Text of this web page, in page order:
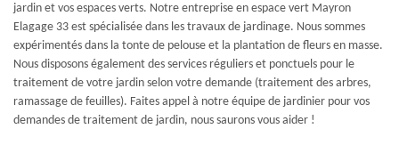
jardin et vos espaces verts. Notre entreprise en espace vert Mayron
Elagage 33 est spécialisée dans les travaux de jardinage. Nous sommes
expérimentés dans la tonte de pelouse et la plantation de fleurs en masse.
Nous disposons également des services réguliers et ponctuels pour le
traitement de votre jardin selon votre demande (traitement des arbres,
ramassage de feuilles). Faites appel à notre équipe de jardinier pour vos
demandes de traitement de jardin, nous saurons vous aider !